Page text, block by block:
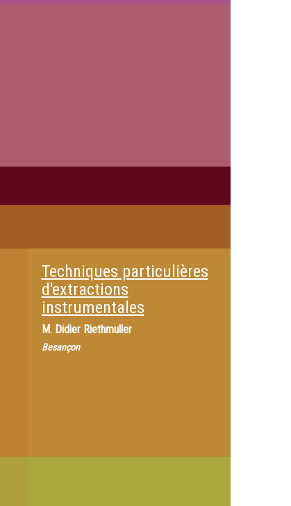
Techniques particulières
d'extractions
instrumentales
M. Didier Riethmuller
Besançon